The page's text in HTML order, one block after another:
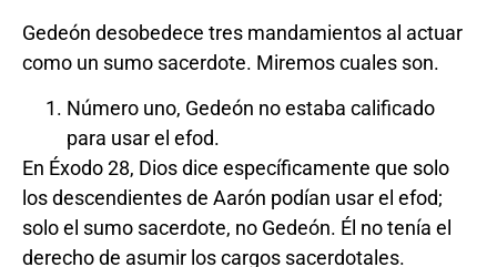
Gedeón desobedece tres mandamientos al actuar
como un sumo sacerdote. Miremos cuales son.
Número uno, Gedeón no estaba calificado
para usar el efod.
En Éxodo 28, Dios dice específicamente que solo
los descendientes de Aarón podían usar el efod;
solo el sumo sacerdote, no Gedeón. Él no tenía el
derecho de asumir los cargos sacerdotales.